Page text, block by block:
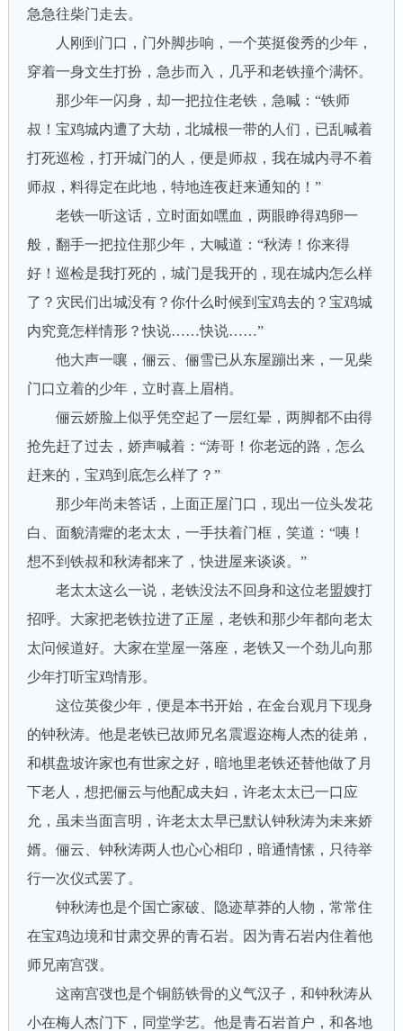
急急往柴门走去。
人刚到门口，门外脚步响，一个英挺俊秀的少年，
穿着一身文生打扮，急步而入，几乎和老铁撞个满怀。
那少年一闪身，却一把拉住老铁，急喊：“铁师
叔！宝鸡城内遭了大劫，北城根一带的人们，已乱喊着
打死巡检，打开城门的人，便是师叔，我在城内寻不着
师叔，料得定在此地，特地连夜赶来通知的！”
老铁一听这话，立时面如嘿血，两眼睁得鸡卵一
般，翻手一把拉住那少年，大喊道：“秋涛！你来得
好！巡检是我打死的，城门是我开的，现在城内怎么样
了？灾民们出城没有？你什么时候到宝鸡去的？宝鸡城
内究竟怎样情形？快说……快说……”
他大声一嚷，俪云、俪雪已从东屋蹦出来，一见柴
门口立着的少年，立时喜上眉梢。
俪云娇脸上似乎凭空起了一层红晕，两脚都不由得
抢先赶了过去，娇声喊着：“涛哥！你老远的路，怎么
赶来的，宝鸡到底怎么样了？”
那少年尚未答话，上面正屋门口，现出一位头发花
白、面貌清癯的老太太，一手扶着门框，笑道：“咦！
想不到铁叔和秋涛都来了，快进屋来谈谈。”
老太太这么一说，老铁没法不回身和这位老盟嫂打
招呼。大家把老铁拉进了正屋，老铁和那少年都向老太
太问候道好。大家在堂屋一落座，老铁又一个劲儿向那
少年打听宝鸡情形。
这位英俊少年，便是本书开始，在金台观月下现身
的钟秋涛。他是老铁已故师兄名震遐迩梅人杰的徒弟，
和棋盘坡许家也有世家之好，暗地里老铁还替他做了月
下老人，想把俪云与他配成夫妇，许老太太已一口应
允，虽未当面言明，许老太太早已默认钟秋涛为未来娇
婿。俪云、钟秋涛两人也心心相印，暗通情愫，只待举
行一次仪式罢了。
钟秋涛也是个国亡家破、隐迹草莽的人物，常常住
在宝鸡边境和甘肃交界的青石岩。因为青石岩内住着他
师兄南宫弢。
这南宫弢也是个铜筋铁骨的义气汉子，和钟秋涛从
小在梅人杰门下，同堂学艺。他是青石岩首户，和各地